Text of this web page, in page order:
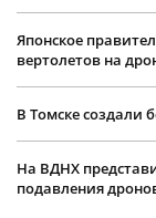
Японское
вертолетов на
В Томске создали
На ВДНХ
подавления